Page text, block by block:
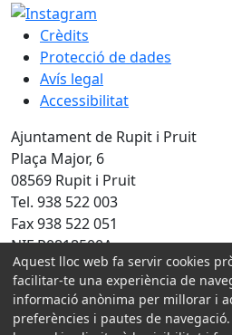
Crèdits
Protecció de dades
Avís legal
Accessibilitat
Ajuntament de Rupit i Pruit
Plaça Major, 6
08569 Rupit i Pruit
Tel. 938 522 003
Fax 938 522 051
NIF P0818500A
Amb la col·laboració de:
Aquest lloc web fa servir cookies
facilitar-te una experiència de
informació anònima per millorar i
preferències i pautes de